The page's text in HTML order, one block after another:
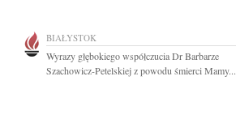
BIAŁYSTOK
Wyrazy głębokiego współczucia Dr Barbarze
Szachowicz-Petelskiej z powodu śmierci Mamy...